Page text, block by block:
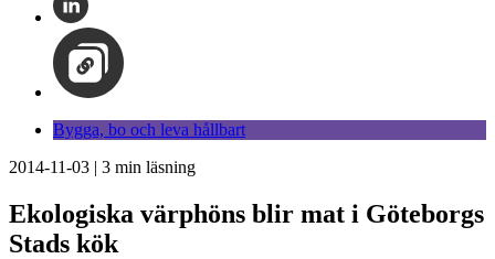
Bygga, bo och leva hållbart
2014-11-03 | 3 min läsning
Ekologiska värphöns blir mat i Göteborgs
Stads kök